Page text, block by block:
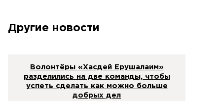
Другие новости
Волонтёры «Хасдей Ерушалаим»
разделились на две команды, чтобы
успеть сделать как можно больше
добрых дел